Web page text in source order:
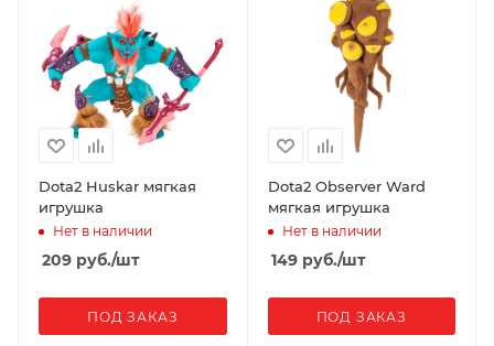
Dota2 Huskar мягкая
игрушка
Нет в наличии
209 руб./шт
ПОД ЗАКАЗ
Dota2 Observer Ward
мягкая игрушка
Нет в наличии
149руб./шт
ПОД ЗАКАЗ